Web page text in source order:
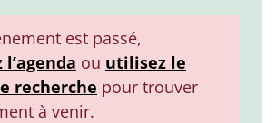
est passé,
ou utilisez le
recherche pour trouver
à venir.